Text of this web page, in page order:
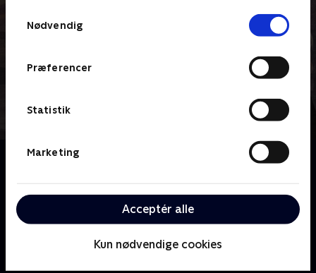
Nødvendig
Præferencer
Statistik
Marketing
Acceptér alle
Kun nødvendige cookies
Om Shetland
Jimmy Perez og hans team, mens de efterforsker
forbrydelser i et sammentømret øsamfund.